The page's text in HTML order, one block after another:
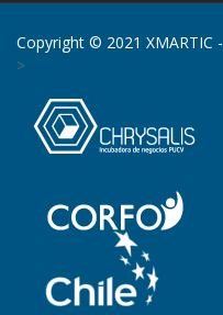
Copyright © 2021 XMARTIC -
>